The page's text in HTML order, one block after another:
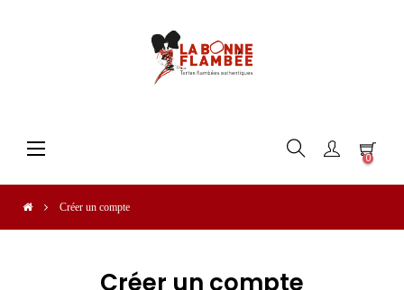
Basculer
navigation
☰ 0
Créer un compte
Créer un compte